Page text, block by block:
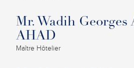
Mr. Wadih Georges
AHAD
Maître Hôtelier